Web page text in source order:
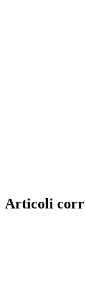
Articoli